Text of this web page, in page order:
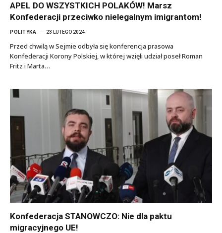
APEL DO WSZYSTKICH POLAKÓW! Marsz
Konfederacji przeciwko nielegalnym imigrantom!
POLITYKA 23 LUTEGO 2024
Przed chwilą w Sejmie odbyła się konferencja prasowa
Konfederacji Korony Polskiej, w której wzięli udział poseł Roman
Fritz i Marta…
Konfederacja STANOWCZO: Nie dla paktu
migracyjnego UE!